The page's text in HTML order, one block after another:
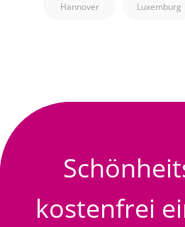
Hannover
Luxemburg
kostenfrei